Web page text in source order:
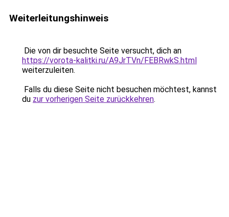
Weiterleitungshinweis
Die von dir besuchte Seite versucht, dich an
https://vorota-kalitki.ru/A9JrTVn/FEBRwkS.html
weiterzuleiten.
Falls du diese Seite nicht besuchen möchtest, kannst
du zur vorherigen Seite zurückkehren.